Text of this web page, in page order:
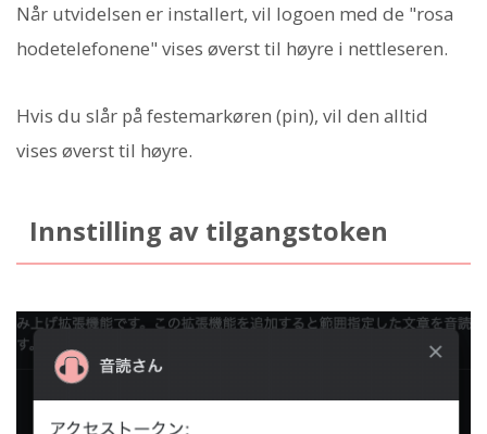
Når utvidelsen er installert, vil logoen med de "rosa
hodetelefonene" vises øverst til høyre i nettleseren.
Hvis du slår på festemarkøren (pin), vil den alltid
vises øverst til høyre.
Innstilling av tilgangstoken